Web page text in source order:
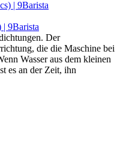
| 9Barista
Der
die die Maschine bei
Wasser aus dem kleinen
es an der Zeit, ihn